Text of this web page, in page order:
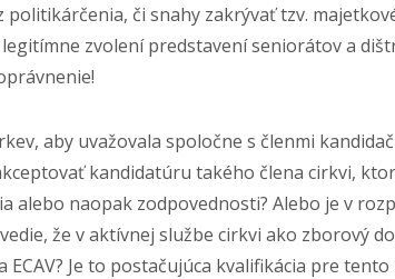
politikárčenia, či snahy zakrývať tzv.
zvolení predstavení seniorátov a
aby uvažovala spoločne s členmi
kandidatúru takého člena cirkvi,
alebo naopak zodpovednosti? Alebo je v
že v aktívnej službe cirkvi ako zborový
ECAV? Je to postačujúca kvalifikácia pre